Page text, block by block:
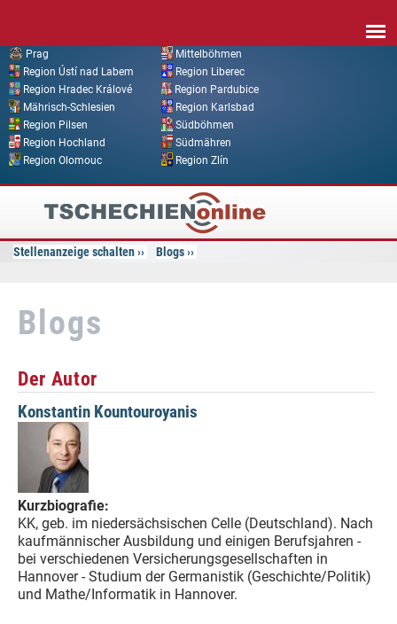
Prag
Mittelböhmen
Region Ústí nad Labem
Region Liberec
Region Hradec Králové
Region Pardubice
Mährisch-Schlesien
Region Karlsbad
Region Pilsen
Südböhmen
Region Hochland
Südmähren
Region Olomouc
Region Zlín
Tschechien
Online
Stellenanzeige schalten Blogs
Blogs
Der Autor
Konstantin Kountouroyanis
Kurzbiografie:
KK, geb. im niedersächsischen Celle (Deutschland). Nach
kaufmännischer Ausbildung und einigen Berufsjahren -
bei verschiedenen Versicherungsgesellschaften in
Hannover - Studium der Germanistik (Geschichte/Politik)
und Mathe/Informatik in Hannover.